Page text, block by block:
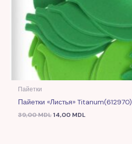
Пайетки
Пайетки «Листья» Titanum(612970)
39,00MDL14,00 MDL